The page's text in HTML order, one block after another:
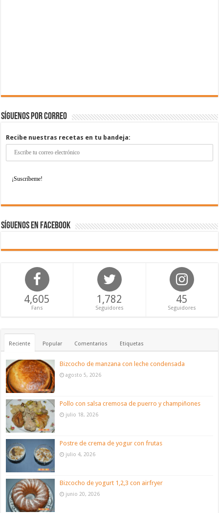
Síguenos por correo
Recibe nuestras recetas en tu bandeja:
Síguenos en Facebook
4,605
Fans
1,782
Seguidores
45
Seguidores
Reciente Popular Comentarios Etiquetas
Bizcocho de manzana con leche condensada
agosto 5, 2026
Pollo con salsa cremosa de puerro y champiñones
julio 18, 2026
Postre de crema de yogur con frutas
julio 4, 2026
Bizcocho de yogurt 1,2,3 con airfryer
junio 20, 2026